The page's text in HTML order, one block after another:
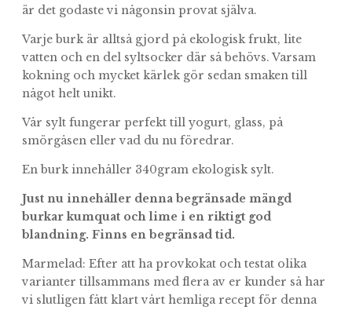
är det godaste vi någonsin provat själva.
Varje burk är alltså gjord på ekologisk frukt, lite
vatten och en del syltsocker där så behövs. Varsam
kokning och mycket kärlek gör sedan smaken till
något helt unikt.
Vår sylt fungerar perfekt till yogurt, glass, på
smörgåsen eller vad du nu föredrar.
En burk innehåller 340gram ekologisk sylt.
Just nu innehåller denna begränsade mängd
burkar kumquat och lime i en riktigt god
blandning. Finns en begränsad tid.
Marmelad: Efter att ha provkokat och testat olika
varianter tillsammans med flera av er kunder så har
vi slutligen fått klart vårt hemliga recept för denna